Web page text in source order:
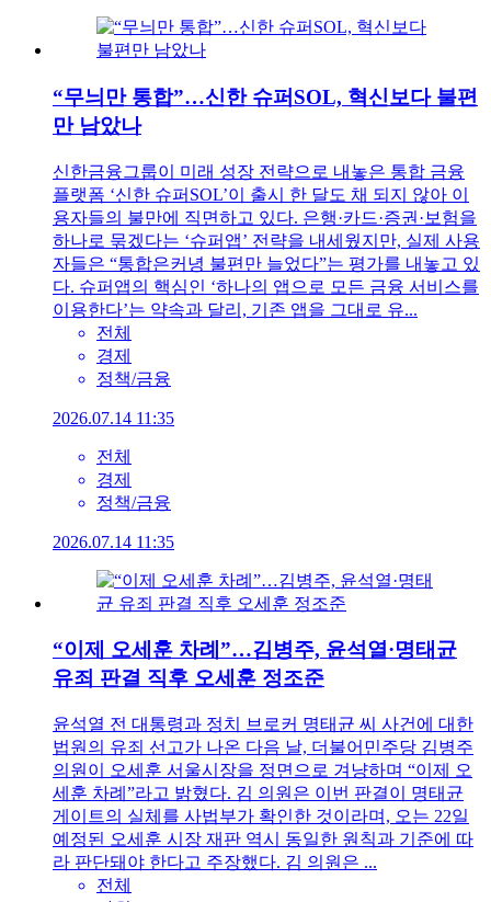
“무늬만 통합”…신한 슈퍼SOL, 혁신보다 불편
만 남았나
신한금융그룹이 미래 성장 전략으로 내놓은 통합 금융
플랫폼 ‘신한 슈퍼SOL’이 출시 한 달도 채 되지 않아 이
용자들의 불만에 직면하고 있다. 은행·카드·증권·보험을
하나로 묶겠다는 ‘슈퍼앱’ 전략을 내세웠지만, 실제 사용
자들은 “통합은커녕 불편만 늘었다”는 평가를 내놓고 있
다. 슈퍼앱의 핵심인 ‘하나의 앱으로 모든 금융 서비스를
이용한다’는 약속과 달리, 기존 앱을 그대로 유...
전체
경제
정책/금융
2026.07.14 11:35
전체
경제
정책/금융
2026.07.14 11:35
“이제 오세훈 차례”…김병주, 윤석열·명태균
유죄 판결 직후 오세훈 정조준
윤석열 전 대통령과 정치 브로커 명태균 씨 사건에 대한
법원의 유죄 선고가 나온 다음 날, 더불어민주당 김병주
의원이 오세훈 서울시장을 정면으로 겨냥하며 “이제 오
세훈 차례”라고 밝혔다. 김 의원은 이번 판결이 명태균
게이트의 실체를 사법부가 확인한 것이라며, 오는 22일
예정된 오세훈 시장 재판 역시 동일한 원칙과 기준에 따
라 판단돼야 한다고 주장했다. 김 의원은 ...
전체